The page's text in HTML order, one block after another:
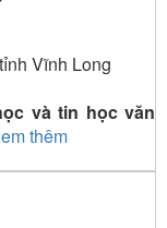
Vĩnh Long
và tin học văn
thêm